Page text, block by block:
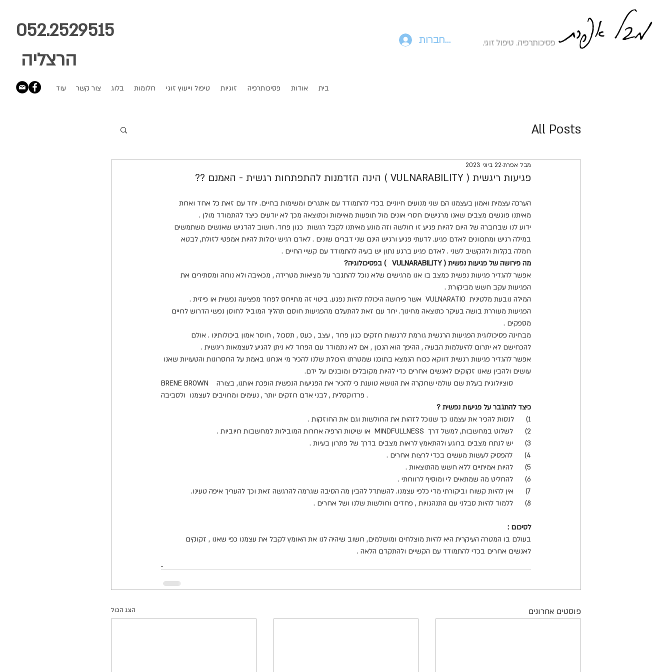
052.2529515
הרצליה
בית אודות פסיכותרפיה זוגיות טיפול וייעוץ זוגי חלומות בלוג צור קשר עוד
להתחברות פסיכותרפיה. טיפול זוגי.
All Posts
פגיעות ריגשית ( VULNARABILITY ) הינה הזדמנות להתפתחות רגשית - האמנם ??
מבל אפרת 22 ביוני 2023
הערכה עצמית ואמון בעצמנו הם שני מנועים חיוניים בכדי להתמודד עם אתגרים ומשימות בחיים. יחד עם זאת כל אחד ואחת
מאיתנו פוגשים מצבים שאנו מרגישים חסרי אונים מול תופעות מאיימות וכתוצאה מכך לא יודעים כיצד להתמודד מולן .
ידוע לנו שבחברה של היום להיות פגיע זו חולשה וזה מונע מאיתנו לקבל רגשות  כגון פחד. חשוב להדגיש שאנשים משתמשים
במילה רגיש ומתכוונים לאדם פגיע. לדעתי פגיע ורגיש הינם שני דברים שונים . לאדם רגיש יכולות להיות אמפטי לזולת, לבטא
חמלה בקלות ולהקשיב לשני . לאדם פגיע ברגע נתון יש בעיה להתמודד עם קשיי החיים .
מה פירושה של פגיעות נפשית ( VULNARABILITY   ) בפסיכולוגיה?
אפשר להגדיר פגיעות נפשית כמצב בו אנו מרגישים שלא נוכל להתגבר על מציאות מטרידה , מכאיבה ולא נוחה ומסתירים את
הפגיעות עקב חשש מביקורת .
המילה נובעת מלטינית  VULNARATIO  אשר פירושה היכולת להיות נפגע. ביטוי זה מתייחס לפחד מפציעה נפשית או פיזית .
הפגיעות מעוררת בושה בעיקר כתוצאה מחינוך. יחד עם זאת להתעלם מהפגיעות חוסם תהליך המוביל לחוסן נפשי הדרוש לחיים
מספקים .
מבחינה פסיכולוגית הפגיעות הרגשית גורמת לרגשות חזקים כגון פחד , עצב , כעס , תסכול , חוסר אמון ביכולותינו . אולם
להכחישם לא יתרום להיעלמות הבעיה , ההיפך הוא הנכון , אם לא נתמודד עם הפחד לא ניתן להגיע לעצמאות ריגשית .
אפשר להגדיר פגיעות רגשית דווקא ככוח הנמצא בתוכנו שמטרתו היכולת שלנו להכיר מי אנחנו באמת על החסרונות והטעויות שאנו
עושים ולהבין שאנו זקוקים לאנשים אחרים כדי להיות מקובלים ומובנים על ידם.
BRENE BROWN   סוציולוגית בעלת שם עולמי שחקרה את הנושא טוענת כי להכיר את הפגיעות הנפשית הופכת אותנו, בצורה
פרדוקסלית , לבני אדם חזקים יותר , נעימים ומחויבים לעצמנו  ולסביבה .
כיצד להתגבר על פגיעות נפשית ?
1)      לנסות להכיר את עצמנו כך שנוכל לזהות את החולשות וגם את החוזקות .
2)      לשלוט במחשבות, למשל דרך  MINDFULLNESS  או שיטות הרפיה אחרות המובילות למחשבות חיוביות .
3)      יש לנתח מצבים ברוגע ולהתאמץ לראות מצבים בדרך של פתרון בעיות .
4)      להפסיק לעשות מעשים בכדי לרצות אחרים .
5)      להיות אמיתיים ללא חשש מהתוצאות .
6)      להחליט מה שמתאים לי ומוסיף לרווחתי .
7)      אין להיות קשוח וביקורתי מדי כלפי עצמנו. להשתדל להבין מה הסיבה שגרמה להרגשה זאת וכך להעריך איפה טעינו.
8)      ללמוד להיות סבלני עם התנהגויות , פחדים וחולשות שלנו ושל אחרים .
לסיכום :
בעולם בו המטרה העיקרית היא להיות מוצלחים ומושלמים, חשוב שיהיה לנו את האומץ לקבל את עצמנו כפי שאנו , זקוקים
לאנשים אחרים בכדי להתמודד עם הקשיים ולהתקדם הלאה .
פוסטים אחרונים הצג הכול